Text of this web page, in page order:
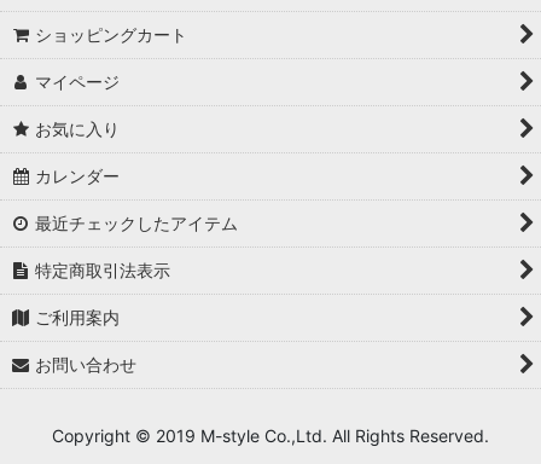
ショッピングカート
マイページ
お気に入り
カレンダー
最近チェックしたアイテム
特定商取引法表示
ご利用案内
お問い合わせ
Copyright © 2019 M-style Co.,Ltd. All Rights Reserved.